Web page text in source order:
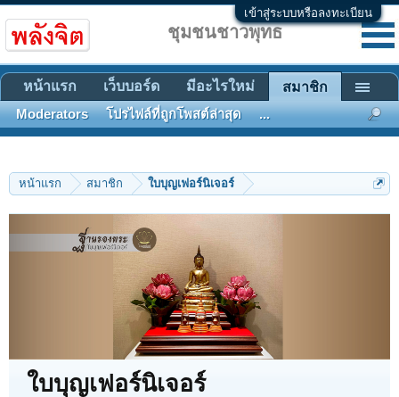
เข้าสู่ระบบหรือลงทะเบียน
หน้าแรก สมาชิก ใบบุญเฟอร์นิเจอร์
ใบบุญเฟอร์นิเจอร์
ชุมชนชาวพุทธ
หน้าแรก เว็บบอร์ด มีอะไรใหม่ สมาชิก
Moderators โปรไฟล์ที่ถูกโพสต์ล่าสุด ...